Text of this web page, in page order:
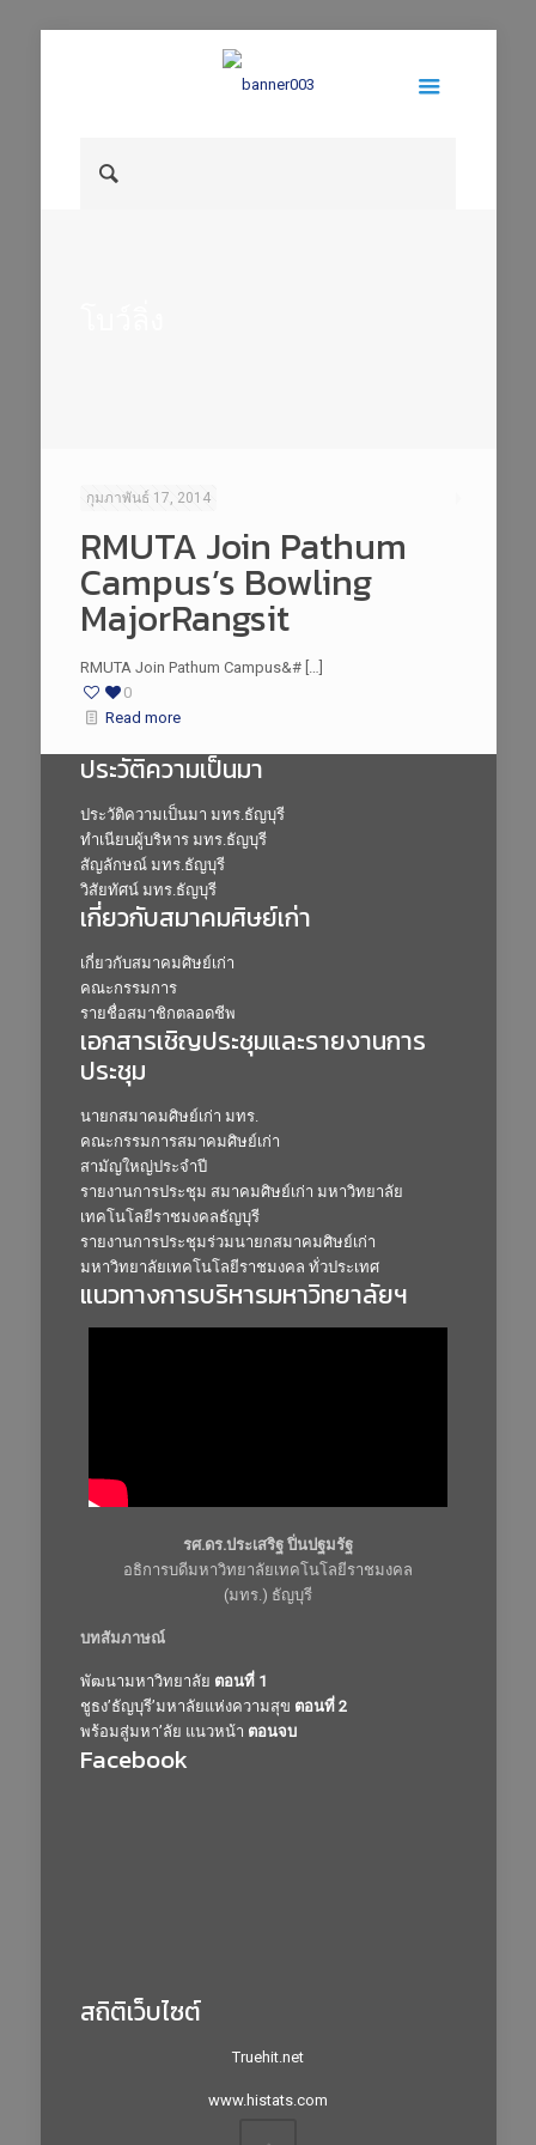
กุมภาพันธ์ 17, 2014
RMUTA Join Pathum
Campus’s Bowling
MajorRangsit
RMUTA Join Pathum Campus&# […]
0
Read more
ประวัติความเป็นมา
ประวัติความเป็นมา มทร.ธัญบุรี
ทำเนียบผู้บริหาร มทร.ธัญบุรี
สัญลักษณ์ มทร.ธัญบุรี
วิสัยทัศน์ มทร.ธัญบุรี
เกี่ยวกับสมาคมศิษย์เก่า
เกี่ยวกับสมาคมศิษย์เก่า
คณะกรรมการ
รายชื่อสมาชิกตลอดชีพ
เอกสารเชิญประชุมและรายงานการ
ประชุม
นายกสมาคมศิษย์เก่า มทร.
คณะกรรมการสมาคมศิษย์เก่า
สามัญใหญ่ประจำปี
รายงานการประชุม สมาคมศิษย์เก่า มหาวิทยาลัย
เทคโนโลยีราชมงคลธัญบุรี
รายงานการประชุมร่วมนายกสมาคมศิษย์เก่า
มหาวิทยาลัยเทคโนโลยีราชมงคล ทั่วประเทศ
แนวทางการบริหารมหาวิทยาลัยฯ
รศ.ดร.ประเสริฐ ปิ่นปฐมรัฐ
อธิการบดีมหาวิทยาลัยเทคโนโลยีราชมงคล
(มทร.) ธัญบุรี
บทสัมภาษณ์
พัฒนามหาวิทยาลัย ตอนที่ 1
ชูธง’ธัญบุรี’มหาลัยแห่งความสุข ตอนที่ 2
พร้อมสู่มหา’ลัย แนวหน้า ตอนจบ
Facebook
สถิติเว็บไซต์
Truehit.net
www.histats.com